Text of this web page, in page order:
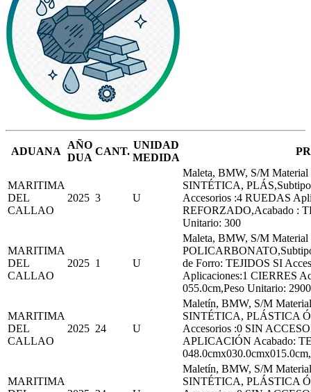
ADUANA
AÑO
DUA
CANT.
UNIDAD
MEDIDA
MARITIMA
DEL
CALLAO
2025 3 U
Maleta, BMW, S/M
SINTÉTICA,
Accesorios :4 RUEDAS
REFORZADO,Acabado :
Unitario: 300
MARITIMA
DEL
CALLAO
2025 1 U
Maleta, BMW, S/M Material
de Forro: TEJIDOS SI
Aplicaciones:1 CIERRES
055.0cm,Peso Unitario: 2900
MARITIMA
DEL
CALLAO
2025 24 U
Maletín, BMW, S/M
SINTÉTICA, PLÁSTICA
Accesorios :0 SIN
APLICACIÓN Acabado:
MARITIMA
Maletín, BMW, S/M
SINTÉTICA, PLÁSTICA